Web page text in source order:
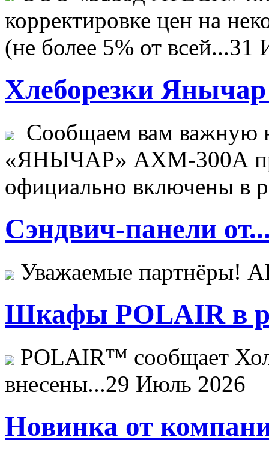
корректировке цен на
(не более 5% от всей...31
Хлеборезки Янычар
Сообщаем вам важную
«ЯНЫЧАР» АХМ-300А
официально включены в
Сэндвич-панели
Уважаемые
Шкафы POLAIR в
POLAIR™ сообщает
внесены...29 Июль 2026
Новинка от